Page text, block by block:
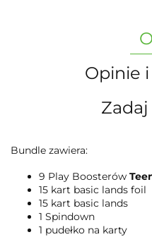
Opinie
Bundle zawiera:
9 Play Boosterów
15 kart basic lands foil
15 kart basic lands
1 Spindown
1 pudełko na karty